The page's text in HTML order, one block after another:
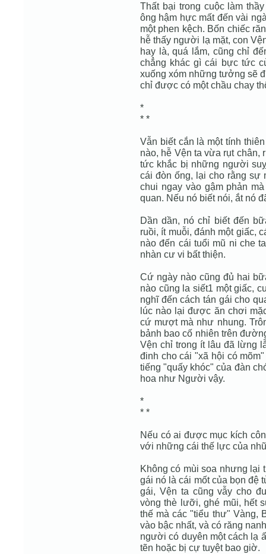
Thất bại trong cuộc làm
ông hậm hực mất đến vài
một phen kệch. Bốn chiếc
hễ thấy người lạ mặt, con
hay là, quá lắm, cũng chỉ
chẳng khác gì cái bực tức
xuống xóm những tưởng sẽ
chỉ được có một chầu chay
*
* *
Vẫn biết cắn là một tính
nào, hễ Vện ta vừa rụt chân,
tức khắc bị những người
cái đòn ống, lại cho rằng sự
chui ngay vào gậm phản
quan. Nếu nó biết nói, ắt nó
Dần dần, nó chỉ biết đến
ruồi, ít muỗi, đánh một giấc,
nào đến cái tuổi mũ ni che
nhàn cư vi bất thiện.
Cứ ngày nào cũng đủ hai
nào cũng la siết1 một giấc,
nghĩ đến cách tán gái cho
lúc nào lại được ăn chơi
cứ mượt mà như nhung.
bảnh bao cố nhiên trên
Vện chỉ trong ít lâu đã lừng
đinh cho cái "xã hội có
tiếng "quấy khóc" của đàn
hoa như Người vậy.
*
* *
Nếu có ai được mục kích
với những cái thế lực của
Không có mùi soa nhưng lại
gái nó là cái mốt của bọn đệ
gái, Vện ta cũng vẫy cho
vòng thè lưỡi, ghé mũi, hết
thế mà các "tiểu thư" Vàng,
vào bậc nhất, và có răng
người có duyên một cách lạ
tẽn hoặc bị cự tuyệt bao giờ.